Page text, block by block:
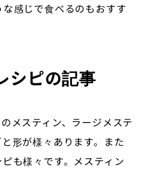
感じで食べるのもおすす
シピの記事
メスティン、ラージメステ
形が様々あります。また
も様々です。メスティン